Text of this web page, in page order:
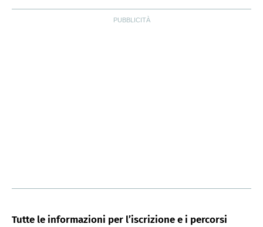
Tutte le informazioni per l’iscrizione e i percorsi